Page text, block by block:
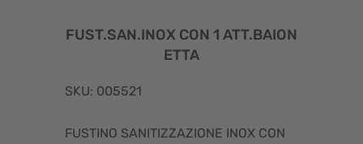
FUST.SAN.INOX CON 1 ATT.BAION
ETTA
SKU: 005521
FUSTINO SANITIZZAZIONE INOX CON